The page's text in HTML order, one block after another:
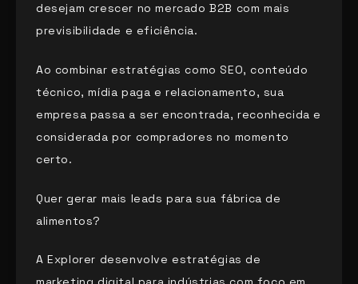
desejam crescer no mercado B2B com mais
previsibilidade e eficiência.
Ao combinar estratégias como SEO, conteúdo
técnico, mídia paga e relacionamento, sua
empresa passa a ser encontrada, reconhecida e
considerada por compradores no momento
certo.
Quer gerar mais leads para sua fábrica de
alimentos?
A Explorer desenvolve estratégias de